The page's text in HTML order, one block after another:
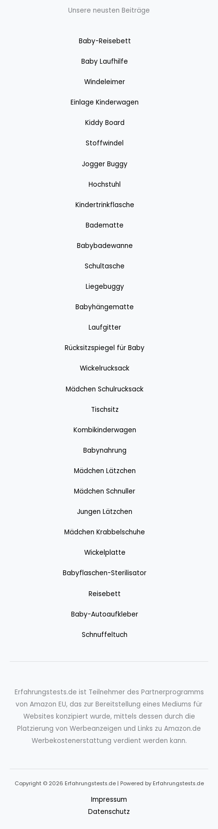
Unsere neusten Beiträge
Baby-Reisebett
Baby Laufhilfe
Windeleimer
Einlage Kinderwagen
Kiddy Board
Stoffwindel
Jogger Buggy
Hochstuhl
Kindertrinkflasche
Badematte
Babybadewanne
Schultasche
Liegebuggy
Babyhängematte
Laufgitter
Rücksitzspiegel für Baby
Wickelrucksack
Mädchen Schulrucksack
Tischsitz
Kombikinderwagen
Babynahrung
Mädchen Lätzchen
Mädchen Schnuller
Jungen Lätzchen
Mädchen Krabbelschuhe
Wickelplatte
Babyflaschen-Sterilisator
Reisebett
Baby-Autoaufkleber
Schnuffeltuch
Erfahrungstests.de ist Teilnehmer des Partnerprogramms
von Amazon EU, das zur Bereitstellung eines Mediums für
Websites konzipiert wurde, mittels dessen durch die
Platzierung von Werbeanzeigen und Links zu Amazon.de
Werbekostenerstattung verdient werden kann.
Copyright © 2026 Erfahrungstests.de | Powered by Erfahrungstests.de
Impressum
Datenschutz